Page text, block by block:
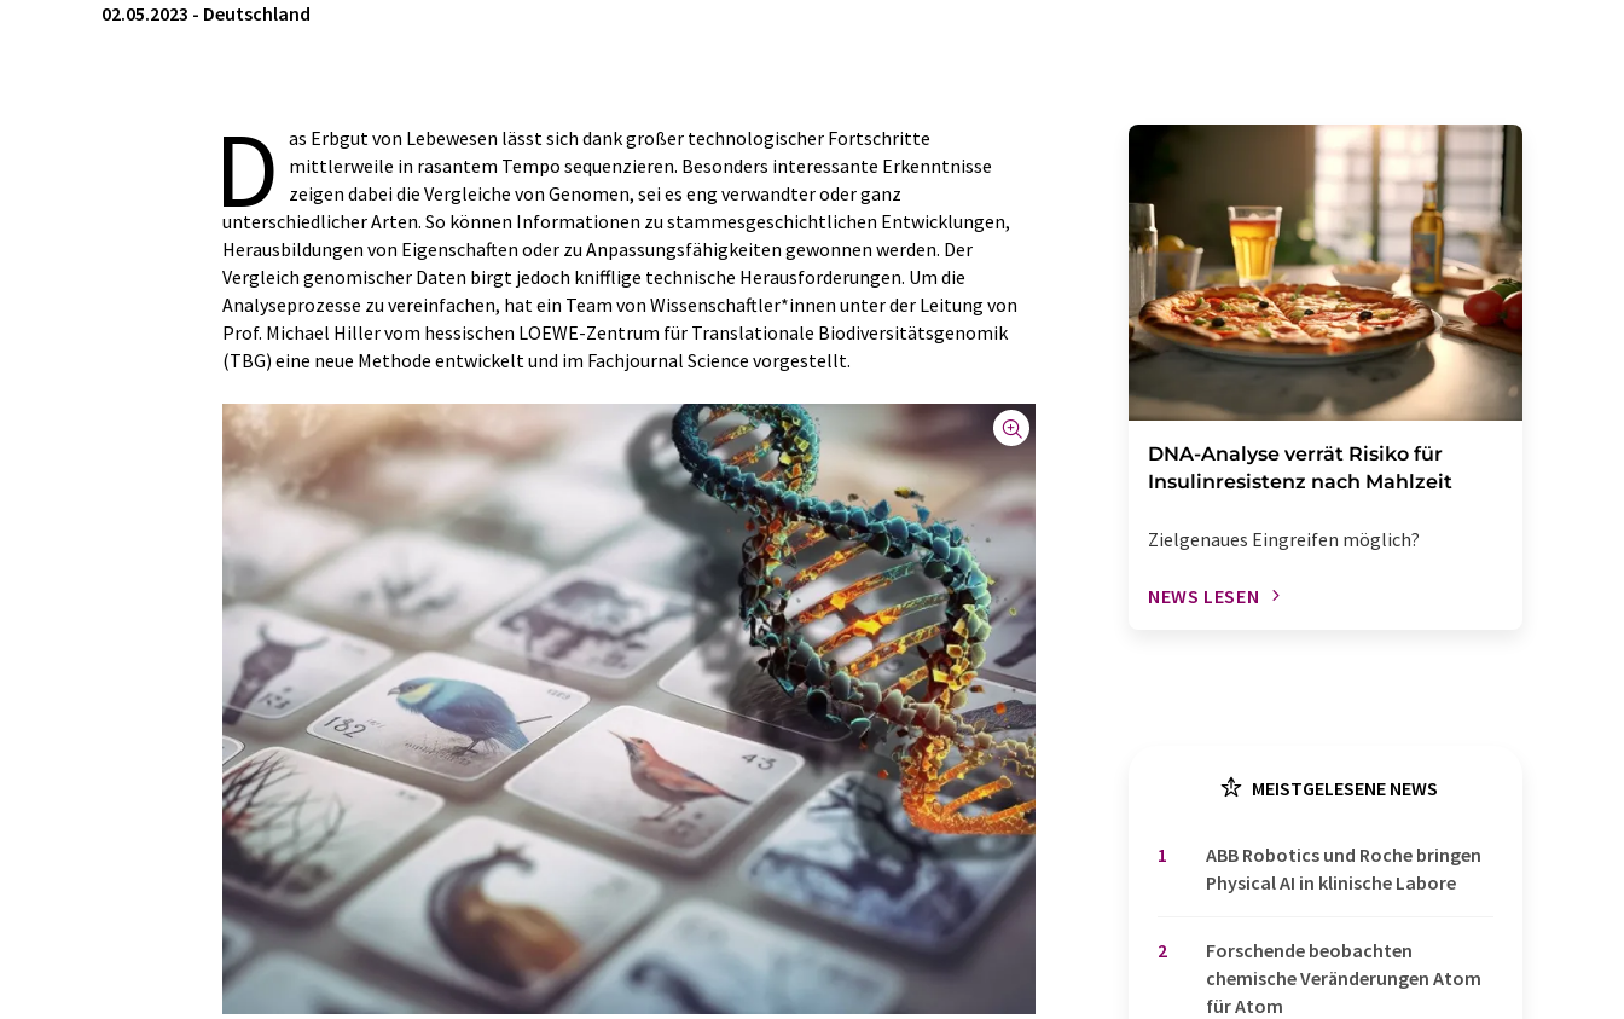
02.05.2023 - Deutschland
D as Erbgut von Lebewesen lässt sich dank großer technologischer Fortschritte
mittlerweile in rasantem Tempo sequenzieren. Besonders interessante Erkenntnisse
zeigen dabei die Vergleiche von Genomen, sei es eng verwandter oder ganz
unterschiedlicher Arten. So können Informationen zu stammesgeschichtlichen Entwicklungen,
Herausbildungen von Eigenschaften oder zu Anpassungsfähigkeiten gewonnen werden. Der
Vergleich genomischer Daten birgt jedoch knifflige technische Herausforderungen. Um die
Analyseprozesse zu vereinfachen, hat ein Team von Wissenschaftler*innen unter der Leitung von
Prof. Michael Hiller vom hessischen LOEWE-Zentrum für Translationale Biodiversitätsgenomik
(TBG) eine neue Methode entwickelt und im Fachjournal Science vorgestellt.
DNA-Analyse verrät Risiko für
Insulinresistenz nach Mahlzeit
Zielgenaues Eingreifen möglich?
NEWS LESEN
MEISTGELESENE NEWS
1
​​​​​​​ABB Robotics und Roche bringen
Physical AI in klinische Labore
2
Forschende beobachten
chemische Veränderungen Atom
für Atom